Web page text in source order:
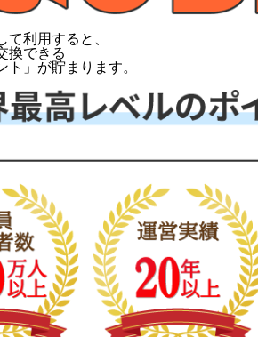
て利用すると、
換できる
ト 」が貯まります。